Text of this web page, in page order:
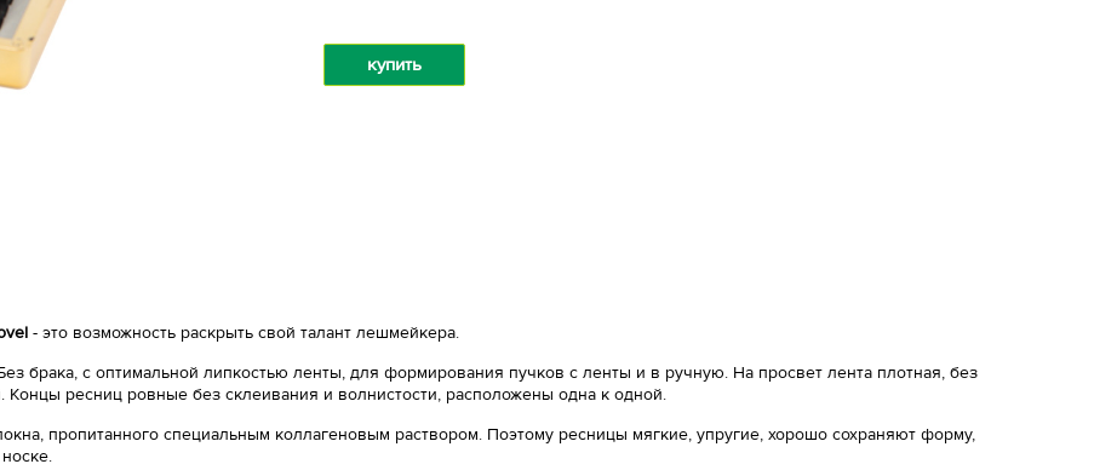
купить
- это возможность раскрыть свой талант лешмейкера.
брака, с оптимальной липкостью ленты, для формирования пучков с ленты и в ручную. На просвет лента плотная, без
ресниц ровные без склеивания и волнистости, расположены одна к одной.
пропитанного специальным коллагеновым раствором. Поэтому ресницы мягкие, упругие, хорошо сохраняют форму,